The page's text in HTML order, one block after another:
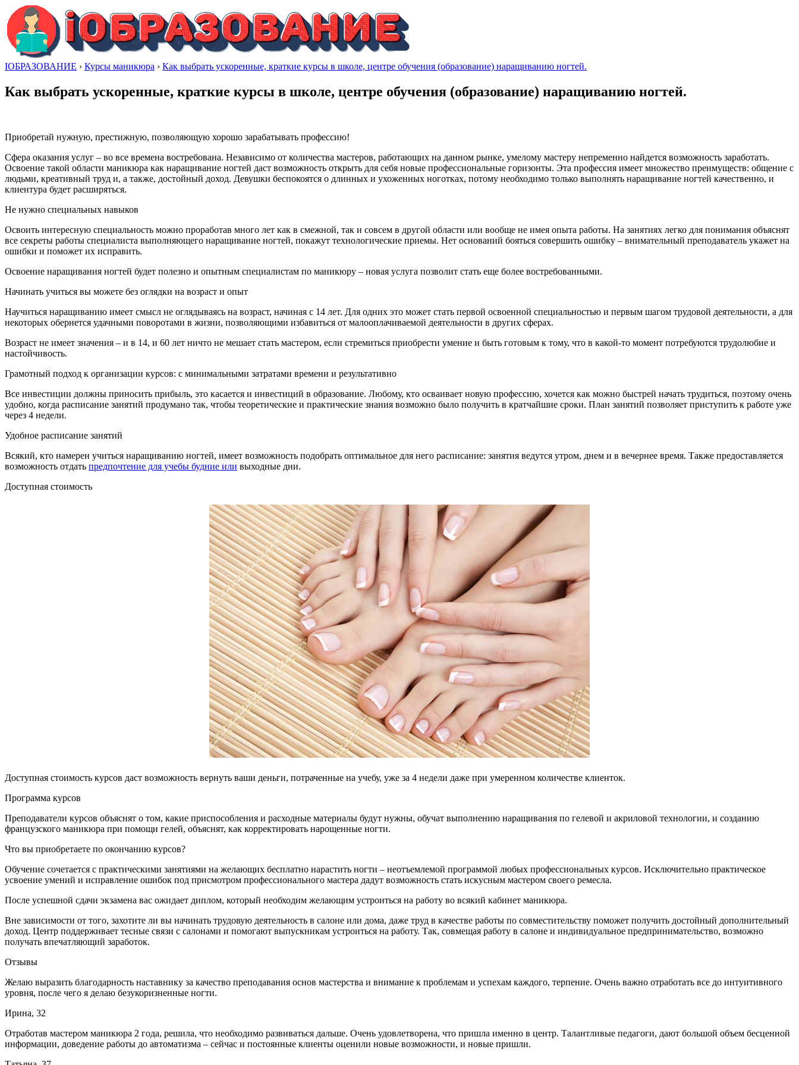
IОБРАЗОВАНИЕ › Курсы маникюра › Как выбрать ускоренные, краткие курсы в школе, центре обучения (образование) наращиванию ногтей.
Как выбрать ускоренные, краткие курсы в школе, центре обучения (образование) наращиванию ногтей.
Приобретай нужную, престижную, позволяющую хорошо зарабатывать профессию!
Сфера оказания услуг – во все времена востребована. Независимо от количества мастеров, работающих на данном рынке, умелому мастеру непременно найдется возможность заработать.
Освоение такой области маникюра как наращивание ногтей даст возможность открыть для себя новые профессиональные горизонты. Эта профессия имеет множество преимуществ: общение с
людьми, креативный труд и, а также, достойный доход. Девушки беспокоятся о длинных и ухоженных ноготках, потому необходимо только выполнять наращивание ногтей качественно, и
клиентура будет расширяться.
Не нужно специальных навыков
Освоить интересную специальность можно проработав много лет как в смежной, так и совсем в другой области или вообще не имея опыта работы. На занятиях легко для понимания объяснят
все секреты работы специалиста выполняющего наращивание ногтей, покажут технологические приемы. Нет оснований бояться совершить ошибку – внимательный преподаватель укажет на
ошибки и поможет их исправить.
Освоение наращивания ногтей будет полезно и опытным специалистам по маникюру – новая услуга позволит стать еще более востребованными.
Начинать учиться вы можете без оглядки на возраст и опыт
Научиться наращиванию имеет смысл не оглядываясь на возраст, начиная с 14 лет. Для одних это может стать первой освоенной специальностью и первым шагом трудовой деятельности, а для
некоторых обернется удачными поворотами в жизни, позволяющими избавиться от малооплачиваемой деятельности в других сферах.
Возраст не имеет значения – и в 14, и 60 лет ничто не мешает стать мастером, если стремиться приобрести умение и быть готовым к тому, что в какой-то момент потребуются трудолюбие и
настойчивость.
Грамотный подход к организации курсов: с минимальными затратами времени и результативно
Все инвестиции должны приносить прибыль, это касается и инвестиций в образование. Любому, кто осваивает новую профессию, хочется как можно быстрей начать трудиться, поэтому очень
удобно, когда расписание занятий продумано так, чтобы теоретические и практические знания возможно было получить в кратчайшие сроки. План занятий позволяет приступить к работе уже
через 4 недели.
Удобное расписание занятий
Всякий, кто намерен учиться наращиванию ногтей, имеет возможность подобрать оптимальное для него расписание: занятия ведутся утром, днем и в вечернее время. Также предоставляется
возможность отдать предпочтение для учебы будние или выходные дни.
Доступная стоимость
Доступная стоимость курсов даст возможность вернуть ваши деньги, потраченные на учебу, уже за 4 недели даже при умеренном количестве клиенток.
Программа курсов
Преподаватели курсов объяснят о том, какие приспособления и расходные материалы будут нужны, обучат выполнению наращивания по гелевой и акриловой технологии, и созданию
французского маникюра при помощи гелей, объяснят, как корректировать нарощенные ногти.
Что вы приобретаете по окончанию курсов?
Обучение сочетается с практическими занятиями на желающих бесплатно нарастить ногти – неотъемлемой программой любых профессиональных курсов. Исключительно практическое
усвоение умений и исправление ошибок под присмотром профессионального мастера дадут возможность стать искусным мастером своего ремесла.
После успешной сдачи экзамена вас ожидает диплом, который необходим желающим устроиться на работу во всякий кабинет маникюра.
Вне зависимости от того, захотите ли вы начинать трудовую деятельность в салоне или дома, даже труд в качестве работы по совместительству поможет получить достойный дополнительный
доход. Центр поддерживает тесные связи с салонами и помогают выпускникам устроиться на работу. Так, совмещая работу в салоне и индивидуальное предпринимательство, возможно
получать впечатляющий заработок.
Отзывы
Желаю выразить благодарность наставнику за качество преподавания основ мастерства и внимание к проблемам и успехам каждого, терпение. Очень важно отработать все до интуитивного
уровня, после чего я делаю безукоризненные ногти.
Ирина, 32
Отработав мастером маникюра 2 года, решила, что необходимо развиваться дальше. Очень удовлетворена, что пришла именно в центр. Талантливые педагоги, дают большой объем бесценной
информации, доведение работы до автоматизма – сейчас и постоянные клиенты оценили новые возможности, и новые пришли.